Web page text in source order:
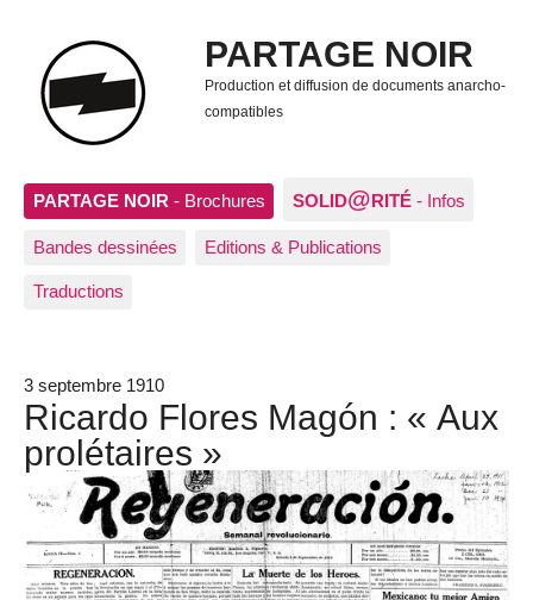
PARTAGE NOIR
Production et diffusion de documents anarcho-
compatibles
PARTAGE NOIR - Brochures SOLID@RITÉ - Infos
Bandes dessinées Editions & Publications
Traductions
3 septembre 1910
Ricardo Flores Magón : « Aux
prolétaires »